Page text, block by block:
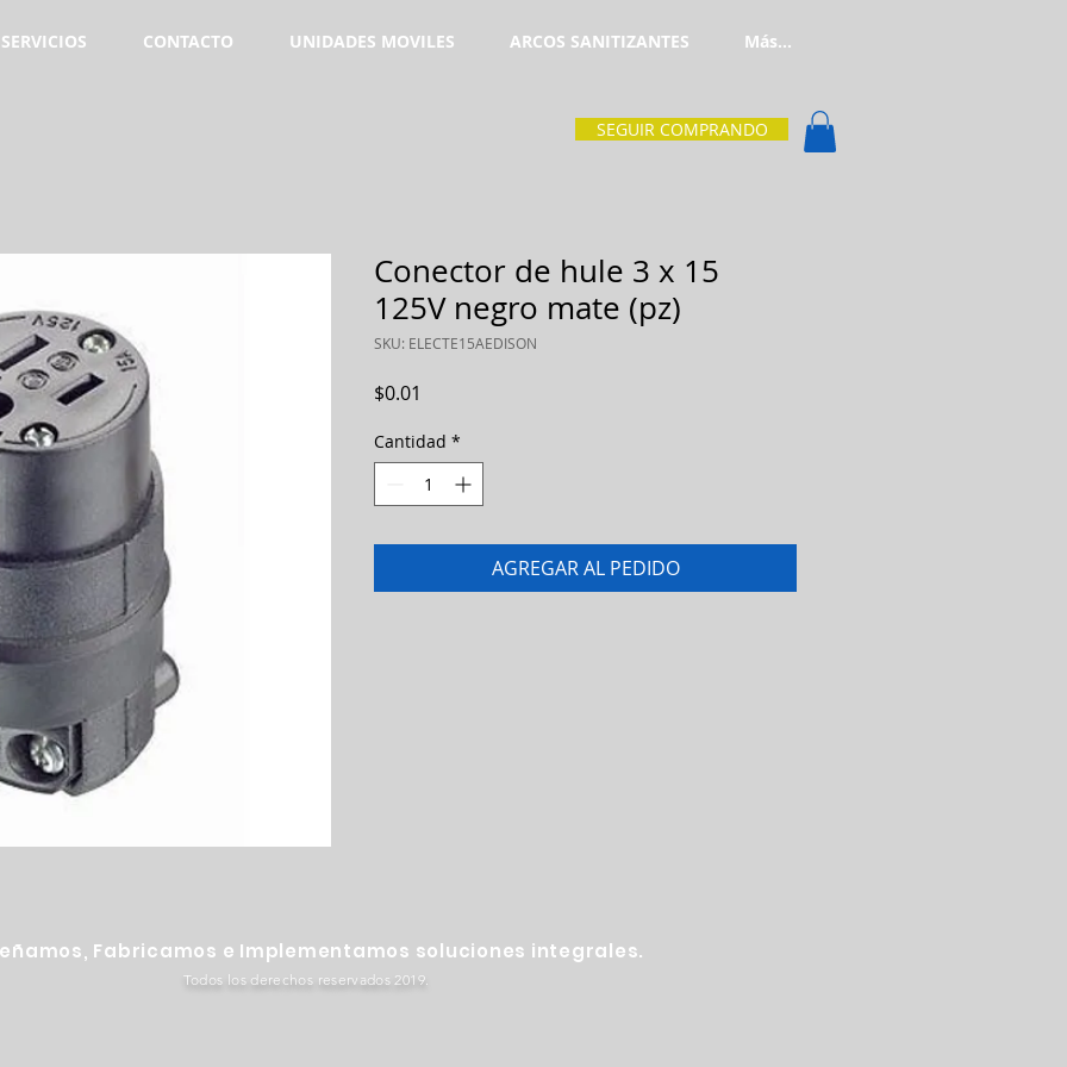
SERVICIOS CONTACTO UNIDADES MOVILES ARCOS SANITIZANTES Más...
Conector de hule 3 x 15
125V negro mate (pz)
SKU: ELECTE15AEDISON
$0.01
Cantidad *
AGREGAR AL PEDIDO
SEGUIR COMPRANDO
Fabricamos e Implementamos soluciones integrales.
Todos los derechos reservados 2019.